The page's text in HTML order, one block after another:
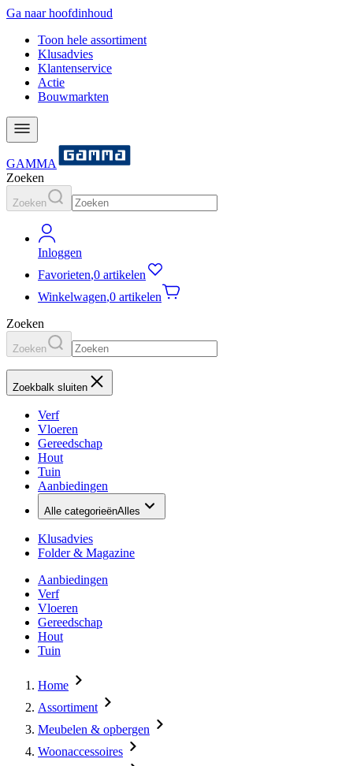
Ga naar hoofdinhoud
Toon hele assortiment
Klusadvies
Klantenservice
Actie
Bouwmarkten
GAMMA
Zoeken
Zoeken
Inloggen
Favorieten,0 artikelen
Winkelwagen,0 artikelen
Zoeken
Zoeken
Zoekbalk sluiten
Verf
Vloeren
Gereedschap
Hout
Tuin
Aanbiedingen
Alle categorieënAlles
Klusadvies
Folder & Magazine
Aanbiedingen
Verf
Vloeren
Gereedschap
Hout
Tuin
Home
Assortiment
Meubelen & opbergen
Woonaccessoires